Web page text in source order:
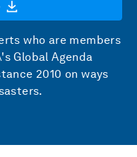
who are members
Global Agenda
2010 on ways